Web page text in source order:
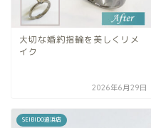
大切な婚約指輪を美しくリメ
イク
2026年6月29日
SEIBIDO追浜店